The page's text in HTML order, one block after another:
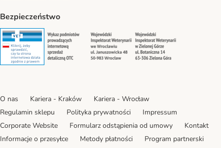
Bezpieczeństwo
Security Security Security
O nas Kariera - Kraków
Kariera - Wrocław
Regulamin sklepu
Polityka prywatności
Impressum
Corporate Website
Formularz odstąpienia od umowy
Kontakt
Informacje o przesyłce
Metody płatności
Program partnerski